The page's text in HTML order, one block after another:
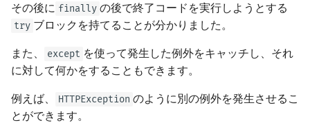
その後に finally の後で終了コードを実行しようとする
try ブロックを持てることが分かりました。
また、 except を使って発生した例外をキャッチし、それ
に対して何かをすることもできます。
例えば、 HTTPException のように別の例外を発生させるこ
とができます。